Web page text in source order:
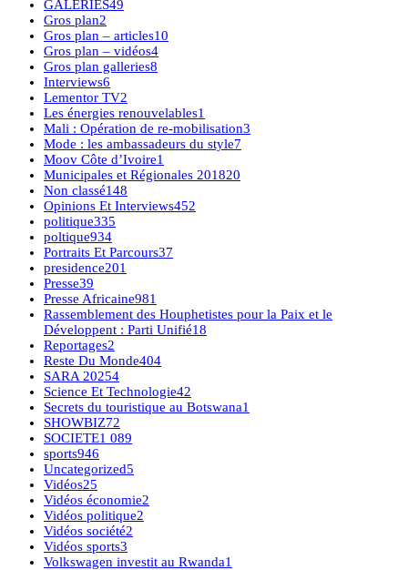
GALERIES49
Gros plan2
Gros plan – articles10
Gros plan – vidéos4
Gros plan galleries8
Interviews6
Lementor TV2
Les énergies renouvelables1
Mali : Opération de re-mobilisation3
Mode : les ambassadeurs du style7
Moov Côte d’Ivoire1
Municipales et Régionales 201820
Non classé148
Opinions Et Interviews452
politique335
poltique934
Portraits Et Parcours37
presidence201
Presse39
Presse Africaine981
Rassemblement des Houphetistes pour la Paix et le
Développent : Parti Unifié18
Reportages2
Reste Du Monde404
SARA 20254
Science Et Technologie42
Secrets du touristique au Botswana1
SHOWBIZ72
SOCIETE1 089
sports946
Uncategorized5
Vidéos25
Vidéos économie2
Vidéos politique2
Vidéos société2
Vidéos sports3
Volkswagen investit au Rwanda1